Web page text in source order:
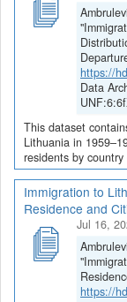
https://
Data
This dataset
Lithuania in
residents by
Immigration to
Residence and
Jul 16,
https://